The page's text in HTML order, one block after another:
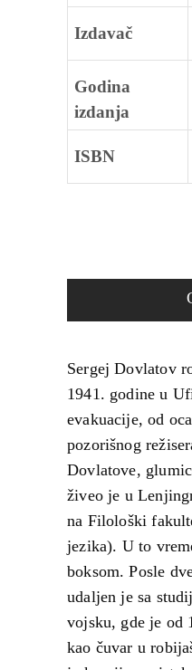
Izdavač
Godina
izdanja
ISBN
Sergej Dovlatov
1941. godine u
evakuacije, od
pozorišnog
Dovlatove,
živeo je u
na Filološki
jezika). U to
boksom. Posle
udaljen je sa
vojsku, gde je od
kao čuvar u